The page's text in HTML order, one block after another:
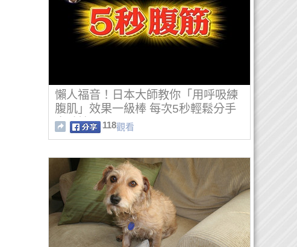
懶人福音！日本大師教你「用呼吸練
腹肌」效果一級棒 每次5秒輕鬆分手
大肚楠
118觀看